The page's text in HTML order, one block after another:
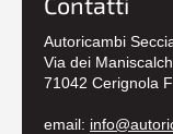
Autoricambi
Via dei
71042 Cerignola
email: